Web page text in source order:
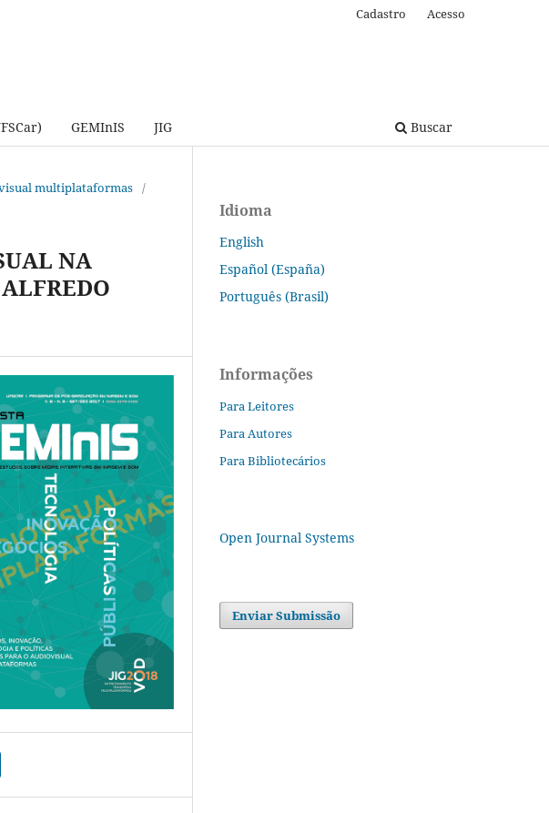
GEMInIS JIG Buscar
Cadastro Acesso
multiplataformas /
NA
Idioma
English
Español (España)
Português (Brasil)
Informações
Para Leitores
Para Autores
Para Bibliotecários
Open Journal Systems
Enviar Submissão